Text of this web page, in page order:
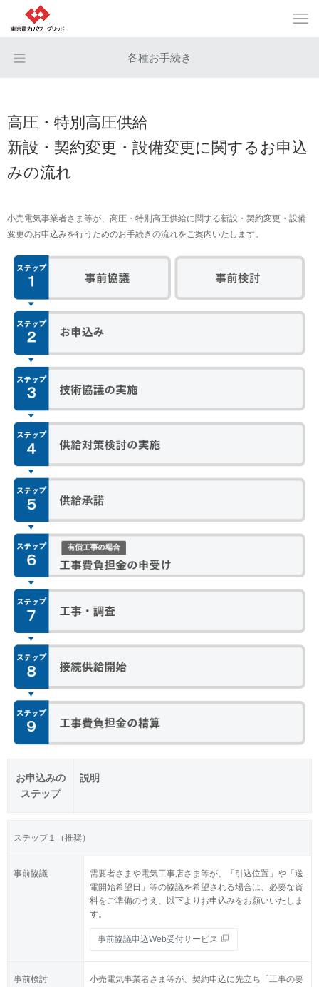
各種お手続き
高圧・特別高圧供給
新設・契約変更・設備変更に関するお申込
みの流れ
小売電気事業者さま等が、高圧・特別高圧供給に関する新設・契約変更・設備
変更のお申込みを行うためのお手続きの流れをご案内いたします。
お申込みの
ステップ
説明
ステップ１（推奨）
事前協議
需要者さまや電気工事店さま等が、「引込位置」や「送
電開始希望日」等の協議を希望される場合は、必要な資
料をご準備のうえ、以下よりお申込みをお願いいたしま
す。
事前協議申込Web受付サービス
事前検討
小売電気事業者さま等が、契約申込に先立ち「工事の要